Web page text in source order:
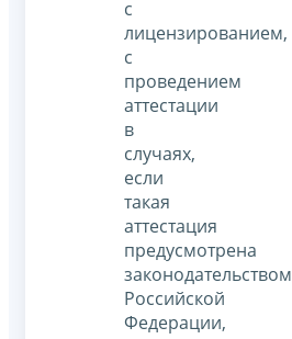
с
лицензированием,
с
проведением
аттестации
в
случаях,
если
такая
аттестация
предусмотрена
законодательством
Российской
Федерации,